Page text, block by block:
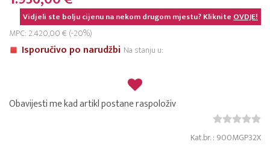
Vidjeli ste bolju cijenu na nekom drugom mjestu? KlikniteOVDJE!
MPC: 2.420,00 € (-20%)
Isporučivo po narudžbi Na stanju u:
Obavijesti me kad artikl postane raspoloživ
Kat.br. : 900MGP32X